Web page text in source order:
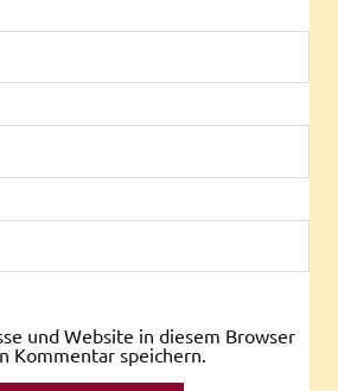
und Website in diesem Browser
Kommentar speichern.